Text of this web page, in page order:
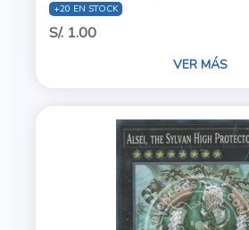
+20 EN STOCK
S/. 1.00
VER MÁS